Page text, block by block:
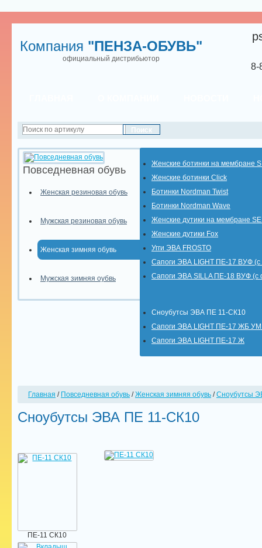
Компания "ПЕНЗА-ОБУВЬ"
официальный дистрибьютор
8-
Повседневная обувь
Женская резиновая обувь
Мужская резиновая обувь
Женская зимняя обувь
Мужская зимняя оубвь
Женские ботинки на мембране
Женские ботинки Click
Ботинки Nordman Twist
Ботинки Nordman Wave
Женские дутики на мембране
Женские дутики Fox
Угги ЭВА FROSTO
Сапоги ЭВА LIGHT ПЕ-17 ВУФ
Сапоги ЭВА SILLA ПЕ-18 ВУФ (с
Сноубутсы ЭВА ПЕ 11-СК10
Сапоги ЭВА LIGHT ПЕ-17 ЖБ
Сапоги ЭВА LIGHT ПЕ-17 Ж
Главная / Повседневная обувь /Женская зимняя обувь /Сноубутсы
Сноубутсы ЭВА ПЕ 11-СК10
ПЕ-11 СК10